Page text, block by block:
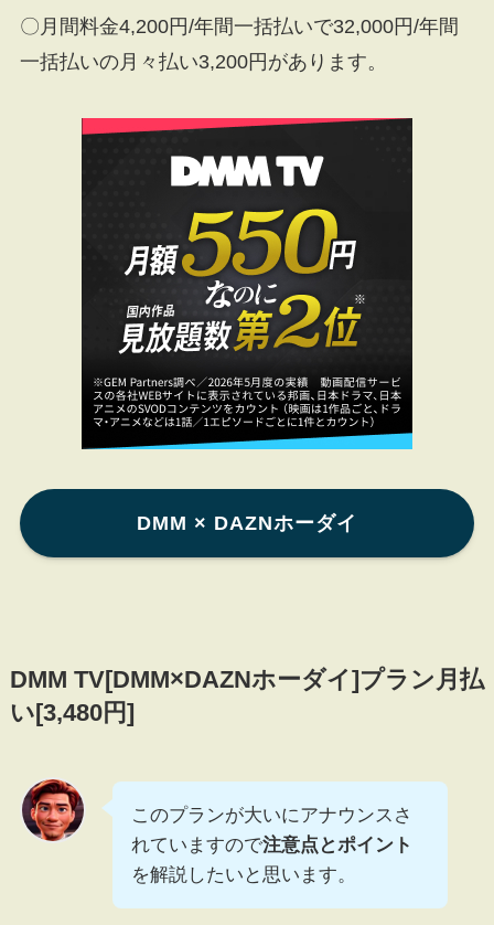
〇月間料金4,200円/年間一括払いで32,000円/年間
一括払いの月々払い3,200円があります。
DMM × DAZNホーダイ
DMM TV[DMM×DAZNホーダイ]プラン月払
い[3,480円]
このプランが大いにアナウンスさ
れていますので注意点とポイント
を解説したいと思います。